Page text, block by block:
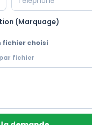
(Marquage)
fichier choisi
par fichier